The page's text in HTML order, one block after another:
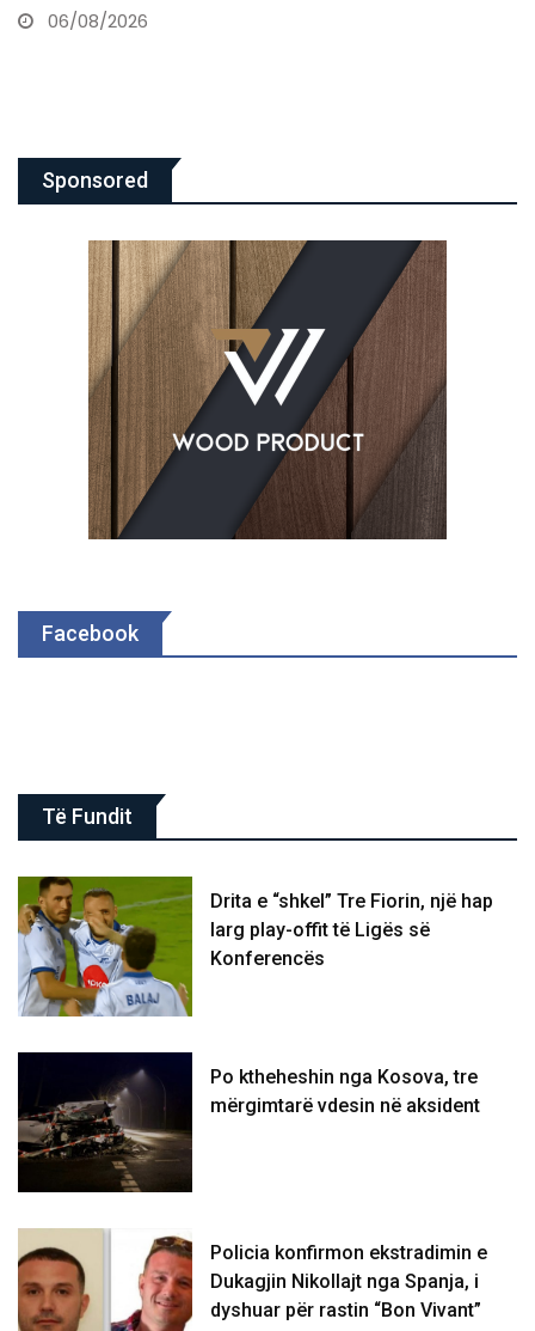
06/08/2026
Sponsored
Facebook
Të Fundit
Drita e “shkel” Tre Fiorin, një hap
larg play-offit të Ligës së
Konferencës
Po ktheheshin nga Kosova, tre
mërgimtarë vdesin në aksident
Policia konfirmon ekstradimin e
Dukagjin Nikollajt nga Spanja, i
dyshuar për rastin “Bon Vivant”